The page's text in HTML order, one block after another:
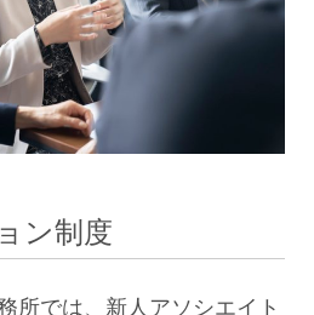
ン制度
所では、新人アソシエイト